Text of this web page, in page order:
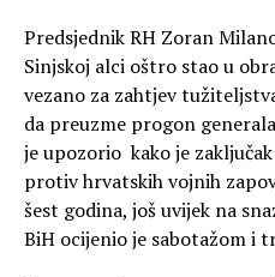
Predsjednik RH Zoran
Sinjskoj alci oštro stao u
vezano za zahtjev
da preuzme progon
je upozorio kako je
protiv hrvatskih vojnih
šest godina, još uvijek na
BiH ocijenio je sabotažom i